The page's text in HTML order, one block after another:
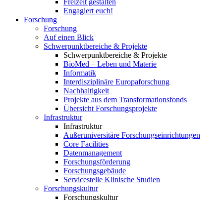
Freizeit gestalten
Engagiert euch!
Forschung
Forschung
Auf einen Blick
Schwerpunktbereiche & Projekte
Schwerpunktbereiche & Projekte
BioMed – Leben und Materie
Informatik
Interdisziplinäre Europaforschung
Nachhaltigkeit
Projekte aus dem Transformationsfonds
Übersicht Forschungsprojekte
Infrastruktur
Infrastruktur
Außeruniversitäre Forschungseinrichtungen
Core Facilities
Datenmanagement
Forschungsförderung
Forschungsgebäude
Servicestelle Klinische Studien
Forschungskultur
Forschungskultur